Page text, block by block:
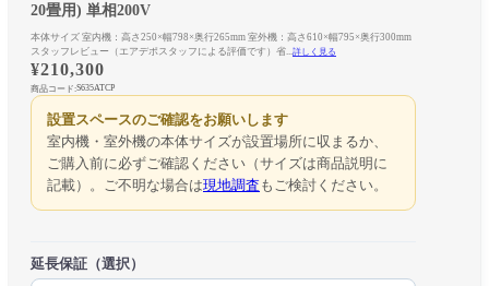
20畳用) 単相200V
本体サイズ 室内機：高さ250×幅798×奥行265mm 室外機：高さ610×幅795×奥行300mm
スタッフレビュー（エアデポスタッフによる評価です）省...詳しく見る
¥210,300
商品コード:S635ATCP
設置スペースのご確認をお願いします
室内機・室外機の本体サイズが設置場所に収まるか、
ご購入前に必ずご確認ください（サイズは商品説明に
記載）。ご不明な場合は現地調査 もご検討ください。
延長保証（選択）